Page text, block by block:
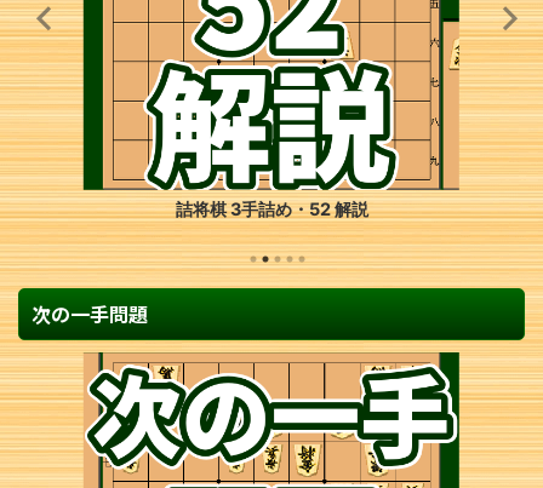
詰将棋 2手詰め・37 解説
次の一手問題